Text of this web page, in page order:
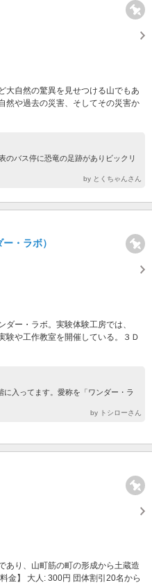
大自然の驚異を見せつける山でもあ
然や過去の災害、そしてその災害か
のバス停に恐竜の足跡がありビックリ
by とくちゃんさん
・ラボ）
ー・ラボ。実験体験工房では、
験や工作教室を開催している。３Ｄ
入ってます。愛称を「ワンダー・ラ
by トシローさん
あり、山町筋の町の形成から土蔵造
金】 大人: 300円 団体割引20名から